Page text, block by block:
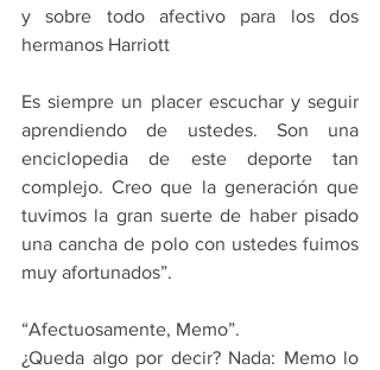
y sobre todo afectivo para los dos
hermanos Harriott
Es siempre un placer escuchar y seguir
aprendiendo de ustedes. Son una
enciclopedia de este deporte tan
complejo. Creo que la generación que
tuvimos la gran suerte de haber pisado
una cancha de polo con ustedes fuimos
muy afortunados”.
“Afectuosamente, Memo”.
¿Queda algo por decir? Nada: Memo lo